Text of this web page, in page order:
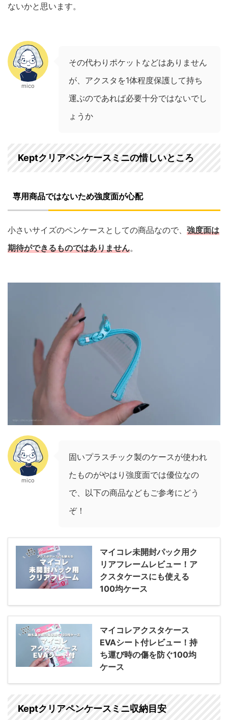
ないかと思います。
mico
その代わりポケットなどはありません
が、アクスタを1体程度保護して持ち
運ぶのであれば必要十分ではないでし
ょうか
Keptクリアペンケースミニの惜しいところ
専用商品ではないため強度面が心配
小さいサイズのペンケースとしての商品なので、 強度面は
期待ができるものではありません。
mico
固いプラスチック製のケースが使われ
たものがやはり強度面では優位なの
で、以下の商品などもご参考にどう
ぞ！
マイコレ未開封パック用ク
リアフレームレビュー！ア
クスタケースにも使える
100均ケース
マイコレアクスタケース
EVAシート付レビュー！持
ち運び時の傷を防ぐ100均
ケース
Keptクリアペンケースミニ収納目安